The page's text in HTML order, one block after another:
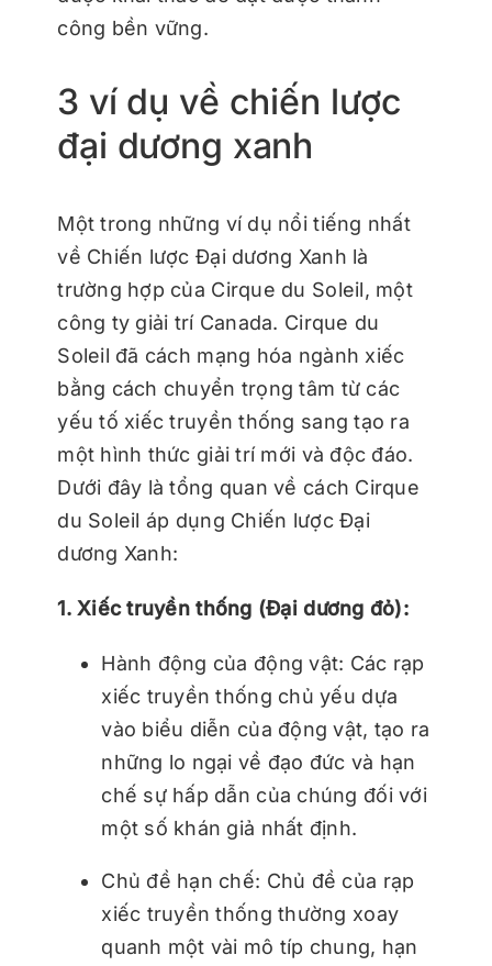
công bền vững.
3 ví dụ về chiến lược
đại dương xanh
Một trong những ví dụ nổi tiếng nhất
về Chiến lược Đại dương Xanh là
trường hợp của Cirque du Soleil, một
công ty giải trí Canada. Cirque du
Soleil đã cách mạng hóa ngành xiếc
bằng cách chuyển trọng tâm từ các
yếu tố xiếc truyền thống sang tạo ra
một hình thức giải trí mới và độc đáo.
Dưới đây là tổng quan về cách Cirque
du Soleil áp dụng Chiến lược Đại
dương Xanh:
1. Xiếc truyền thống (Đại dương đỏ):
Hành động của động vật: Các rạp
xiếc truyền thống chủ yếu dựa
vào biểu diễn của động vật, tạo ra
những lo ngại về đạo đức và hạn
chế sự hấp dẫn của chúng đối với
một số khán giả nhất định.
Chủ đề hạn chế: Chủ đề của rạp
xiếc truyền thống thường xoay
quanh một vài mô típ chung, hạn